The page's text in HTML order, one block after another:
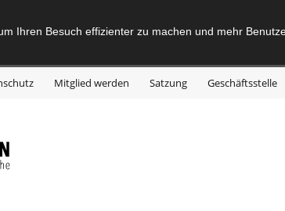
Ihren Besuch effizienter zu machen und mehr
Mitglied werden Satzung Geschäftsstelle